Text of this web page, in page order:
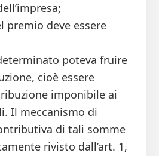
premio deve essere
poteva fruire
cioè essere
imponibile ai
Il meccanismo di
di tali somme
rivisto dall’art. 1,